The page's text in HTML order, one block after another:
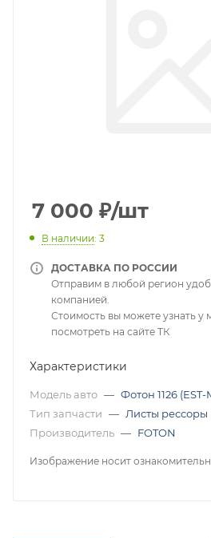
7 000 ₽/шт
В наличии: 3
ДОСТАВКА ПО РОССИИ
Отправим в любой регион
компанией.
Стоимость вы можете узнать у
посмотреть на сайте ТК
Характеристики
Модель авто — Фотон 1126 (EST-
Тип запчасти — Листы рессоры
Производитель — FOTON
Изображение носит